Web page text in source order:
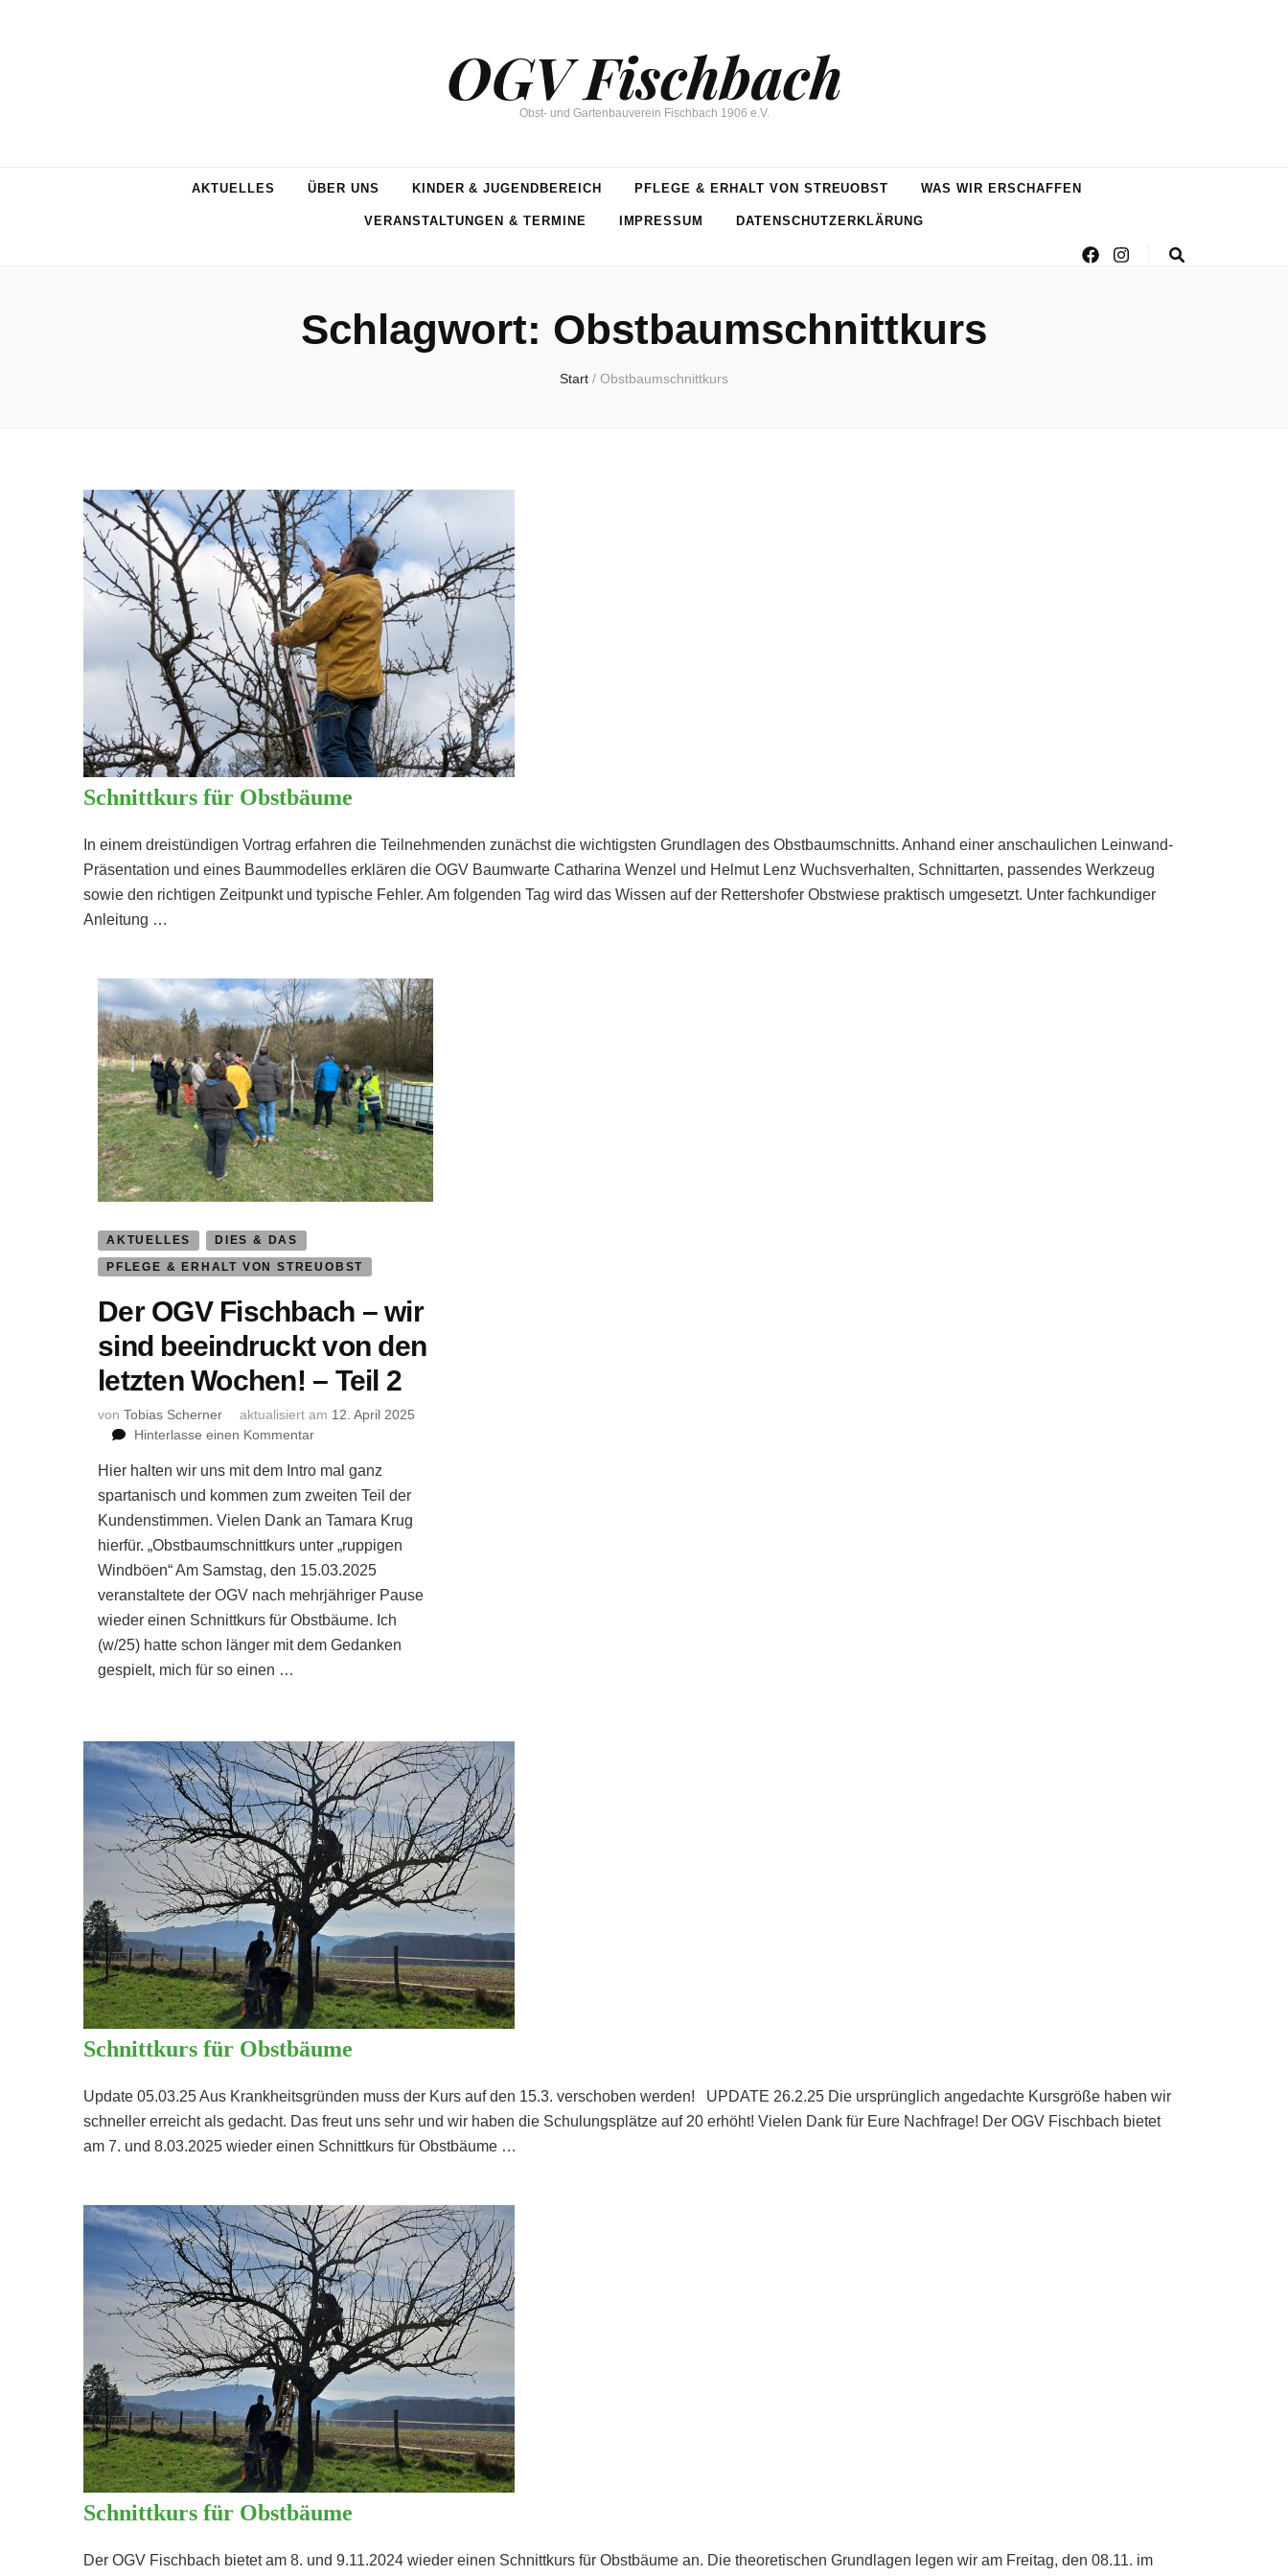
OGV Fischbach
Obst- und Gartenbauverein Fischbach 1906 e.V.
AKTUELLES ÜBER UNS KINDER & JUGENDBEREICH PFLEGE & ERHALT VON STREUOBST WAS WIR ERSCHAFFEN
VERANSTALTUNGEN & TERMINE IMPRESSUM DATENSCHUTZERKLÄRUNG
Schlagwort: Obstbaumschnittkurs
Start / Obstbaumschnittkurs
Schnittkurs für Obstbäume
In einem dreistündigen Vortrag erfahren die Teilnehmenden zunächst die wichtigsten Grundlagen des Obstbaumschnitts. Anhand einer anschaulichen Leinwand-
Präsentation und eines Baummodelles erklären die OGV Baumwarte Catharina Wenzel und Helmut Lenz Wuchsverhalten, Schnittarten, passendes Werkzeug
sowie den richtigen Zeitpunkt und typische Fehler. Am folgenden Tag wird das Wissen auf der Rettershofer Obstwiese praktisch umgesetzt. Unter fachkundiger
Anleitung …
AKTUELLES DIES & DAS
PFLEGE & ERHALT VON STREUOBST
Der OGV Fischbach – wir
sind beeindruckt von den
letzten Wochen! – Teil 2
von Tobias Scherner aktualisiert am 12. April 2025
Hinterlasse einen Kommentarzu
OGV
Fischbach
–
sind
beeindruckt
von
den
Wochen!
Hier halten wir uns mit dem Intro mal ganz
spartanisch und kommen zum zweiten Teil der
Kundenstimmen. Vielen Dank an Tamara Krug
hierfür. „Obstbaumschnittkurs unter „ruppigen
Windböen“ Am Samstag, den 15.03.2025
veranstaltete der OGV nach mehrjähriger Pause
wieder einen Schnittkurs für Obstbäume. Ich
(w/25) hatte schon länger mit dem Gedanken
gespielt, mich für so einen …
Schnittkurs für Obstbäume
Update 05.03.25 Aus Krankheitsgründen muss der Kurs auf den 15.3. verschoben werden! UPDATE 26.2.25 Die ursprünglich angedachte Kursgröße haben wir
schneller erreicht als gedacht. Das freut uns sehr und wir haben die Schulungsplätze auf 20 erhöht! Vielen Dank für Eure Nachfrage! Der OGV Fischbach bietet
am 7. und 8.03.2025 wieder einen Schnittkurs für Obstbäume …
Schnittkurs für Obstbäume
Der OGV Fischbach bietet am 8. und 9.11.2024 wieder einen Schnittkurs für Obstbäume an. Die theoretischen Grundlagen legen wir am Freitag, den 08.11. im